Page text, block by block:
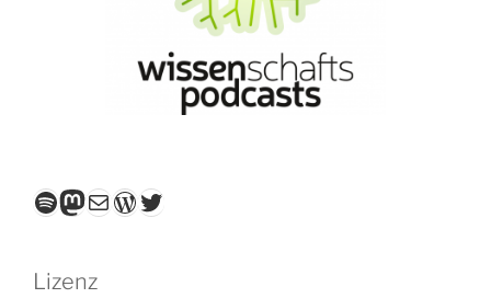
Spotify
Mastodon
E-MailWordPress
Twitter
Lizenz